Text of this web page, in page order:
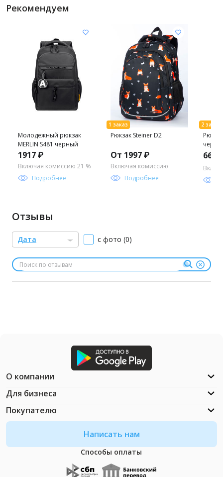
Рекомендуем
Молодежный рюкзак
MERLIN S481 черный
1917 ₽
Включая комиссию 21 %
Подробнее
Рюкзак Steiner D2
От 1997 ₽
Включая комиссию
Подробнее
666
Отзывы
Дата с фото (0)
Написать нам
Способы оплаты
О компании
Для бизнеса
Покупателю